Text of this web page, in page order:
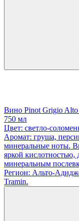
Вино Pinot Grigio Alto
750 мл
Цвет: светло-
Аромат: груша,
минеральные ноты.
яркой
минеральным
Регион: Альто-
Tramin.